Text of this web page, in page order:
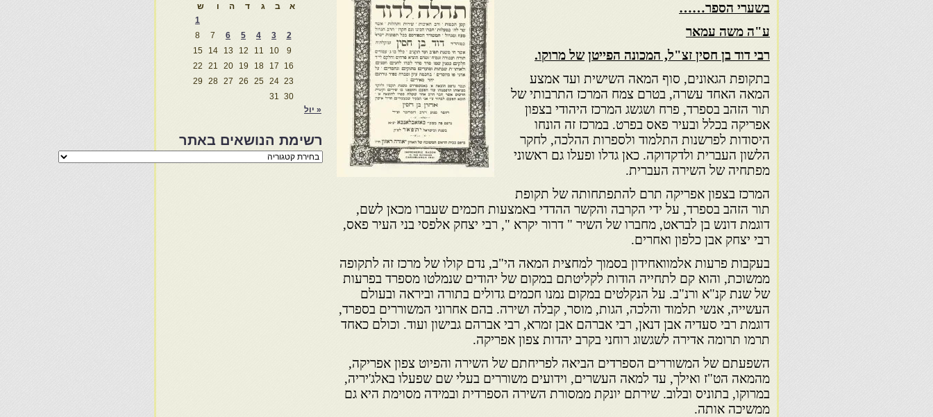
בשערי הספר……
ע"ה משה עמאר
רבי דוד בן חסין זצ"ל, המכונה הפייטן של מרוקו.
בתקופת הגאונים, סוף המאה השישית ועד אמצע
המאה האחד עשרה, בטרם צמח המרכז התרבותי של
תור הזהב בספרד, פרח ושגשג המרכז היהודי בצפון
אפריקה בכלל ובעיר פאס בפרט. במרכז זה הונחו
היסודות לפרשנות התלמוד ולספרות ההלכה, לחקר
הלשון העברית ולדקדוקה. כאן גדלו ופעלו גם ראשוני
מפתחיה של השירה העברית.
המרכז בצפון אפריקה תרם להתפתחותה של תקופת
תור הזהב בספרד, על ידי הקרבה והקשר ההדדי באמצעות חכמים שעברו מכאן לשם,
דוגמת דונש בן לבראט, מחברו של השיר " דרור יקרא ", רבי יצחק אלפסי בני העיר פאס,
רבי יצחק אבן כלפון ואחרים.
בעקבות פרעות אלמוואחידון בסמוך למחצית המאה הי"ב, נדם קולו של מרכז זה לתקופה
ממשוכת, והוא קם לתחייה הודות לקליטתם במקום של יהודים שנמלטו מספרד בפרעות
של שנת קנ"א ורנ"ב. על הנקלטים במקום נמנו חכמים גדולים בתורה וביראה ובעולם
העשייה, אנשי תלמוד והלכה, הגות, מוסר, קבלה ושירה. בהם אחרוני המשוררים בספרד,
דוגמת רבי סעדיה אבן דנאן, רבי אברהם אבן זמרא, רבי אברהם גבישון ועוד. וכולם כאחד
תרמו תרומה אדירה לשגשוג רוחני בקרב יהדות צפון אפריקה.
השפעתם של המשוררים הספרדים הביאה לפריחתם של השירה והפיוט צפון אפריקה,
מהמאה הט"ז ואילך, עד למאה העשרים, וידועים משוררים בעלי שם שפעלו באלג'יריה,
במרוקו, בתוניס ובלוב. שירתם יונקת ממסורת השירה הספרדית ובמידה מסוימת היא גם
ממשיכה אותה.
א
ב ג ד ה ו
ש
1
2
3
4
5
6
7
8
9
10
11
12
13
14
15
16
17
18
19
20
21
22
23
24
25
26
27
28
29
30
31
« יול
רשימת הנושאים באתר
רשימת
הנושאים